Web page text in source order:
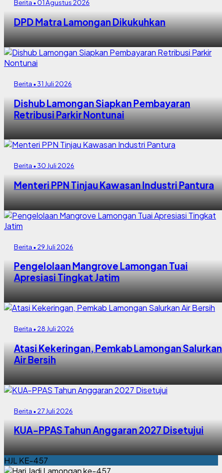
Berita • 01 Agustus 2026
DPD Matra Lamongan Dikukuhkan
Berita • 31 Juli 2026
Dishub Lamongan Siapkan Pembayaran
Retribusi Parkir Nontunai
Berita • 30 Juli 2026
Menteri PPN Tinjau Kawasan Industri Pantura
Berita • 29 Juli 2026
Pengelolaan Mangrove Lamongan Tuai
Apresiasi Tingkat Jatim
Berita • 28 Juli 2026
Atasi Kekeringan, Pemkab Lamongan Salurkan
Air Bersih
Berita • 27 Juli 2026
KUA-PPAS Tahun Anggaran 2027 Disetujui
HJL KE-457